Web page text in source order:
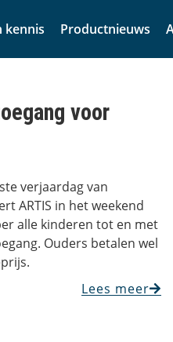
kennis Productnieuws
voor
verjaardag van
ARTIS in het weekend
alle kinderen tot en met
Ouders betalen wel
Lees meer